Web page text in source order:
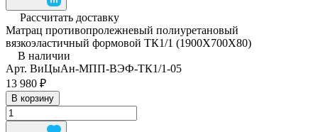
Рассчитать доставку
Матрац противопролежневый полиуретановый
вязкоэластичный формовой ТК1/1 (1900Х700Х80)
В наличии
Арт. ВиЦыАн-МПП-ВЭФ-ТК1/1-05
13 980 ₽
В корзину